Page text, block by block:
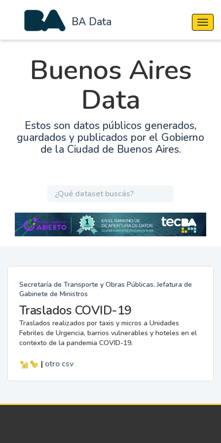
BA Data
Buenos Aires
Data
Estos son datos públicos generados,
guardados y publicados por el Gobierno
de la Ciudad de Buenos Aires.
Secretaría de Transporte y Obras Públicas. Jefatura de
Gabinete de Ministros
Traslados COVID-19
Traslados realizados por taxis y micros a Unidades
Febriles de Urgencia, barrios vulnerables y hoteles en el
contexto de la pandemia COVID-19.
| otro csv